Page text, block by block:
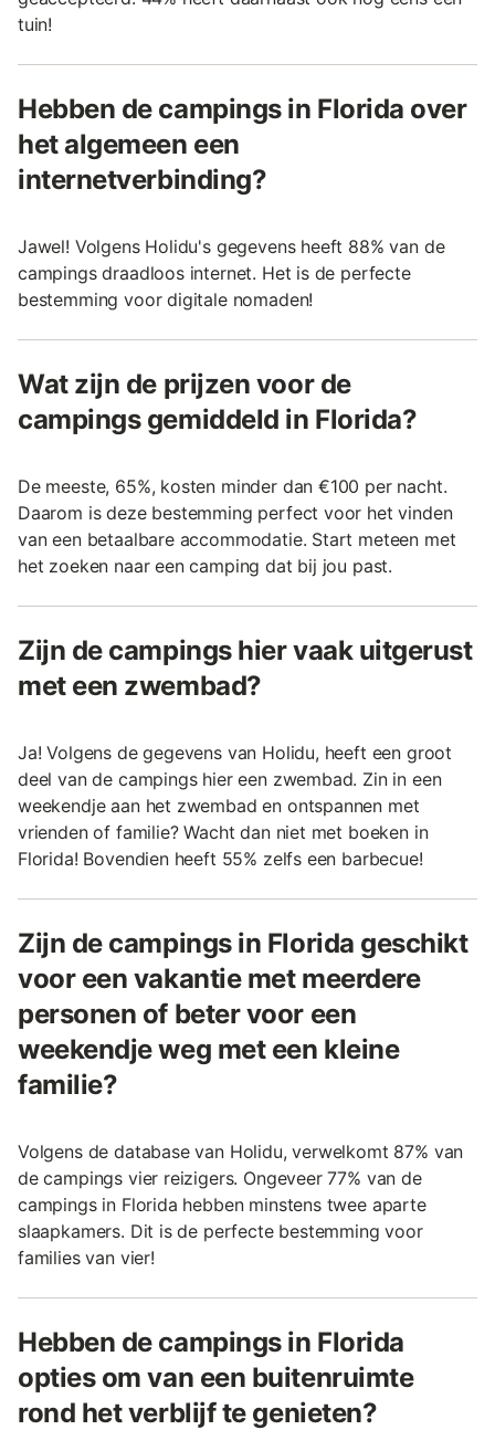
tuin!
Hebben de campings in Florida over
het algemeen een
internetverbinding?
Jawel! Volgens Holidu's gegevens heeft 88% van de
campings draadloos internet. Het is de perfecte
bestemming voor digitale nomaden!
Wat zijn de prijzen voor de
campings gemiddeld in Florida?
De meeste, 65%, kosten minder dan €100 per nacht.
Daarom is deze bestemming perfect voor het vinden
van een betaalbare accommodatie. Start meteen met
het zoeken naar een camping dat bij jou past.
Zijn de campings hier vaak uitgerust
met een zwembad?
Ja! Volgens de gegevens van Holidu, heeft een groot
deel van de campings hier een zwembad. Zin in een
weekendje aan het zwembad en ontspannen met
vrienden of familie? Wacht dan niet met boeken in
Florida! Bovendien heeft 55% zelfs een barbecue!
Zijn de campings in Florida geschikt
voor een vakantie met meerdere
personen of beter voor een
weekendje weg met een kleine
familie?
Volgens de database van Holidu, verwelkomt 87% van
de campings vier reizigers. Ongeveer 77% van de
campings in Florida hebben minstens twee aparte
slaapkamers. Dit is de perfecte bestemming voor
families van vier!
Hebben de campings in Florida
opties om van een buitenruimte
rond het verblijf te genieten?